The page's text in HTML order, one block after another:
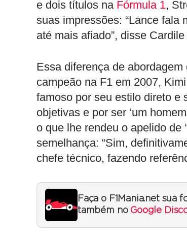
e dois títulos na Fórmula 1,
suas impressões: “Lance fala
até mais afiado”, disse
Essa diferença de
campeão na F1 em 2007,
famoso por seu estilo direto e
objetivas e por ser ‘um
o que lhe rendeu o apelido de
semelhança: “Sim,
chefe técnico, fazendo
Faça o F1Mania.net
também no Google